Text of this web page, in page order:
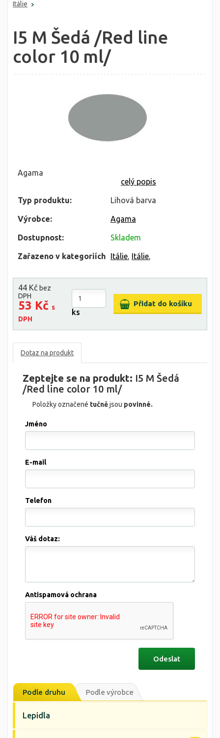
Itálie
I5 M Šedá /Red line
color 10 ml/
Agama
celý popis
Typ produktu: Lihová barva
Výrobce: Agama
Dostupnost: Skladem
Zařazeno v kategoriích Itálie, Itálie,
44 Kč bez
DPH
53 Kč s
DPH
ks
Dotaz na produkt
Zeptejte se na produkt: I5 M Šedá
/Red line color 10 ml/
Položky označené tučnějsou povinné.
Jméno
E-mail
Telefon
Váš dotaz:
Antispamová ochrana
Podle druhu Podle výrobce
Lepidla